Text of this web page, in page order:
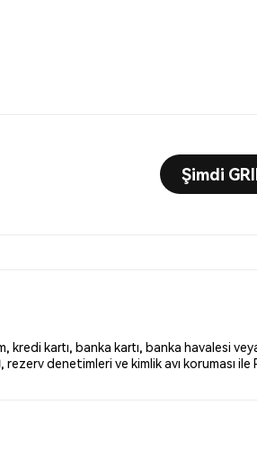
Şimdi
kredi kartı, banka kartı, banka havalesi
denetimleri ve kimlik avı koruması ile